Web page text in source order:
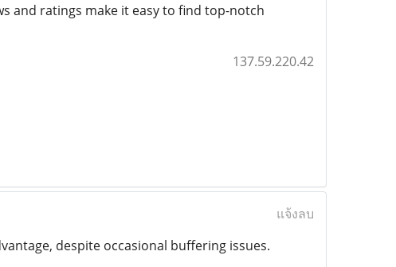
and ratings make it easy to find top-notch
137.59.220.42
แจ้งลบ
despite occasional buffering issues.